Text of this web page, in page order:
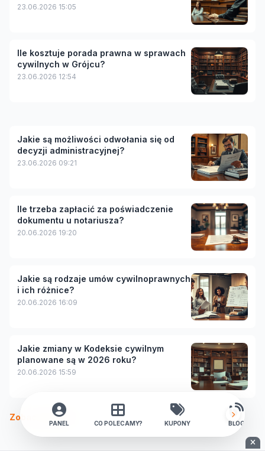
23.06.2026 15:05
Ile kosztuje porada prawna w sprawach
cywilnych w Grójcu?
23.06.2026 12:54
Jakie są możliwości odwołania się od
decyzji administracyjnej?
23.06.2026 09:21
Ile trzeba zapłacić za poświadczenie
dokumentu u notariusza?
20.06.2026 19:20
Jakie są rodzaje umów cywilnoprawnych
i ich różnice?
20.06.2026 16:09
Jakie zmiany w Kodeksie cywilnym
planowane są w 2026 roku?
20.06.2026 15:59
Zobacz więcej
PANEL CO POLECAMY? KUPONY BLOG